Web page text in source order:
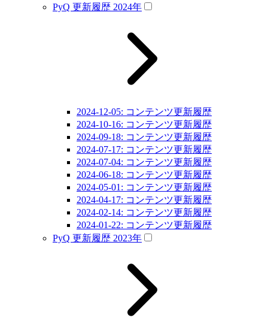
PyQ 更新履歴 2024年
2024-12-05: コンテンツ更新履歴
2024-10-16: コンテンツ更新履歴
2024-09-18: コンテンツ更新履歴
2024-07-17: コンテンツ更新履歴
2024-07-04: コンテンツ更新履歴
2024-06-18: コンテンツ更新履歴
2024-05-01: コンテンツ更新履歴
2024-04-17: コンテンツ更新履歴
2024-02-14: コンテンツ更新履歴
2024-01-22: コンテンツ更新履歴
PyQ 更新履歴 2023年